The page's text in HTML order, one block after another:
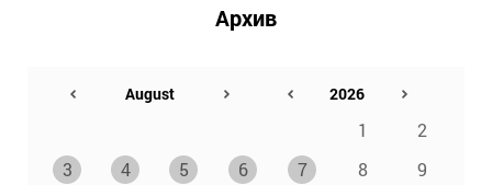
Архив
1
2
3
4 5 6 7 8
9